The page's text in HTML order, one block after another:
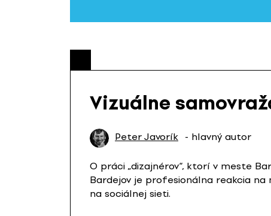
Vizuálne
Peter Javorík - hlavný autor
O práci „dizajnérov“, ktorí v meste
Bardejov je profesionálna reakcia
na sociálnej sieti.